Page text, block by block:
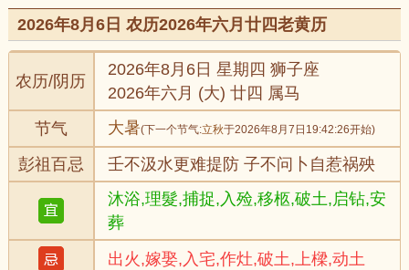
2026年8月6日 农历2026年六月廿四老黄历
农历/阴历
2026年8月6日 星期四 狮子座
2026年六月 (大) 廿四 属马
节气
大暑(下一个节气:立秋于2026年8月7日19:42:26开始)
彭祖百忌
壬不汲水更难提防 子不问卜自惹祸殃
沐浴,理髮,捕捉,入殓,移柩,破土,启钻,安
葬
出火,嫁娶,入宅,作灶,破土,上樑,动土